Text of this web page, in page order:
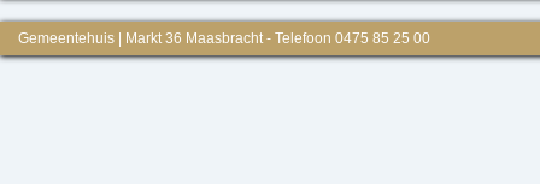
Gemeentehuis | Markt 36 Maasbracht - Telefoon 0475 85 25 00